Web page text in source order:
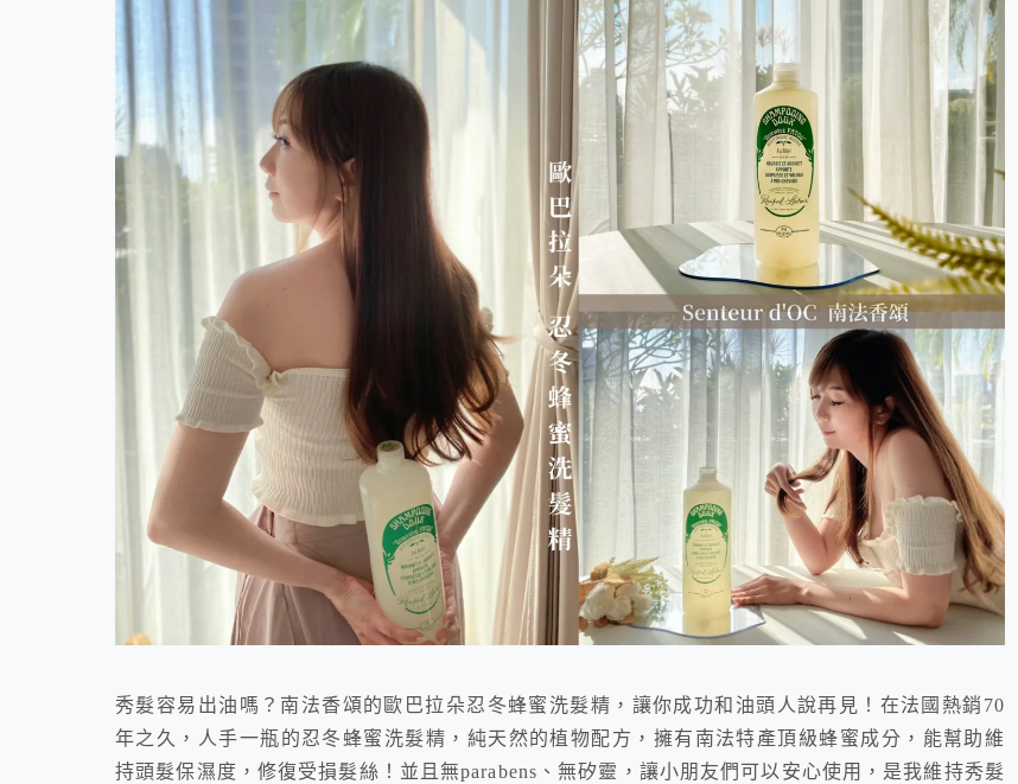
秀髮容易出油嗎？南法香頌的歐巴拉朵忍冬蜂蜜洗髮精，讓你成功和油頭人說再見！在法國熱銷70
年之久，人手一瓶的忍冬蜂蜜洗髮精，純天然的植物配方，擁有南法特產頂級蜂蜜成分，能幫助維
持頭髮保濕度，修復受損髮絲！並且無parabens、無矽靈，讓小朋友們可以安心使用，是我維持秀髮